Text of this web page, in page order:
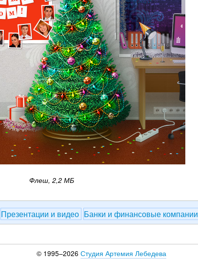
Флеш, 2,2 МБ
Презентации и видео Банки и финансовые компании
© 1995–2026 Студия Артемия Лебедева